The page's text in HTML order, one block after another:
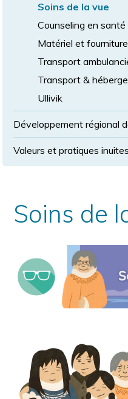
Soins de la vue
Counseling en
Matériel et
Transport
Transport &
Ullivik
Développement régional
Valeurs et pratiques inuites
Soins de